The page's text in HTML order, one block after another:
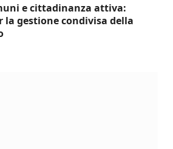
e cittadinanza attiva:
la gestione condivisa della